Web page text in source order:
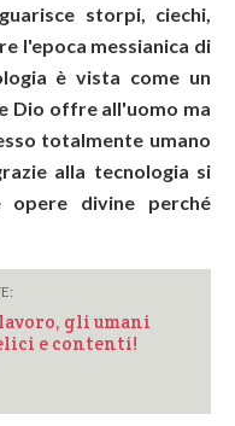
storpi, ciechi,
l'epoca messianica di
è vista come un
Dio offre all'uomo ma
totalmente umano
alla tecnologia si
opere divine perché
gli umani
e contenti!